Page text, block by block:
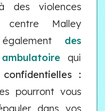
des violences
centre Malley
des
qui
confidentielles :
pourront vous
dans vos